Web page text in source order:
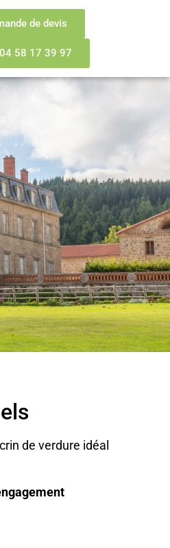
de devis
04 58 17 39 97
de verdure idéal